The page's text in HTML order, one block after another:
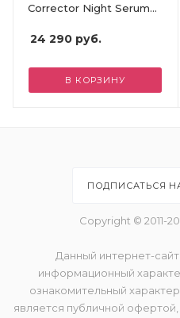
Corrector Night Serum
24 290 руб.
В КОРЗИНУ
ПОДПИСАТЬСЯ
Copyright © 2011-
Данный интернет-
информационный
ознакомительный
является публичной